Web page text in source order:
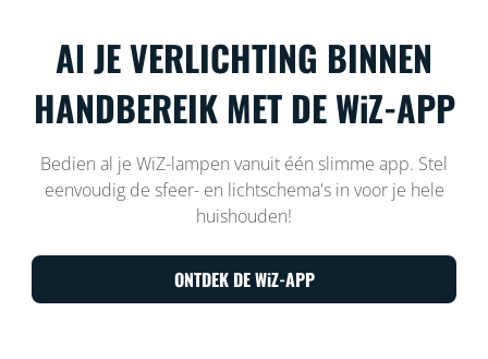
Al JE VERLICHTING BINNEN
HANDBEREIK MET DE WiZ-APP
Bedien al je WiZ-lampen vanuit één slimme app. Stel
eenvoudig de sfeer- en lichtschema's in voor je hele
huishouden!
ONTDEK DE WiZ-APP